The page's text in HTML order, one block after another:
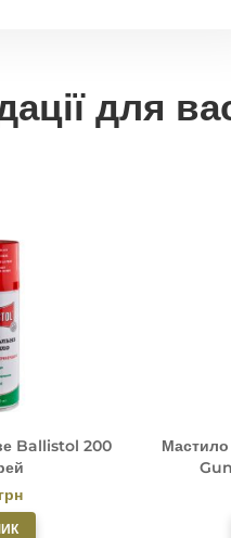
для
Ballistol 200
грн
Мастило